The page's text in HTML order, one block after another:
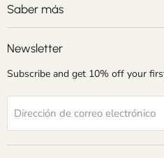
electrónico
Saber más
Newsletter
Subscribe and get 10% off your
Dirección de correo electrónico